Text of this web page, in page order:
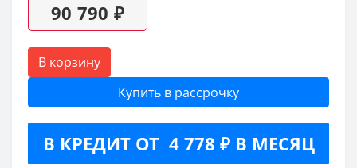
90 790 ₽
В корзину
Купить в рассрочку
В КРЕДИТ ОТ 4 778 ₽ В МЕСЯЦ